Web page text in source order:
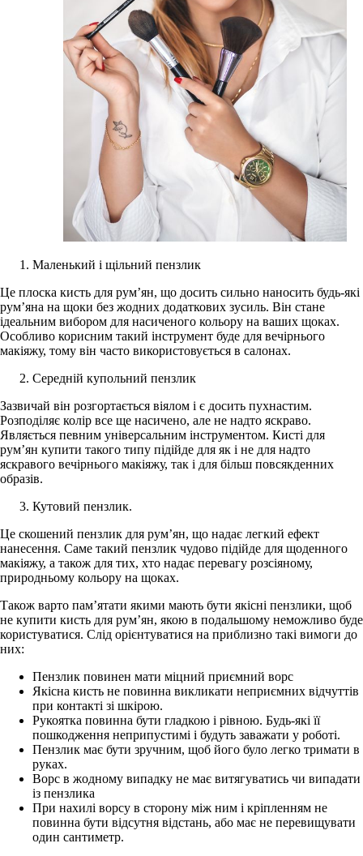
Маленький і щільний пензлик
Це плоска кисть для рум’ян, що досить сильно наносить будь-які
рум’яна на щоки без жодних додаткових зусиль. Він стане
ідеальним вибором для насиченого кольору на ваших щоках.
Особливо корисним такий інструмент буде для вечірнього
макіяжу, тому він часто використовується в салонах.
Середній купольний пензлик
Зазвичай він розгортається віялом і є досить пухнастим.
Розподіляє колір все ще насичено, але не надто яскраво.
Являється певним універсальним інструментом. Кисті для
рум’ян купити такого типу підійде для як і не для надто
яскравого вечірнього макіяжу, так і для більш повсякденних
образів.
Кутовий пензлик.
Це скошений пензлик для рум’ян, що надає легкий ефект
нанесення. Саме такий пензлик чудово підійде для щоденного
макіяжу, а також для тих, хто надає перевагу розсіяному,
природньому кольору на щоках.
Також варто пам’ятати якими мають бути якісні пензлики, щоб
не купити кисть для рум’ян, якою в подальшому неможливо буде
користуватися. Слід орієнтуватися на приблизно такі вимоги до
них:
Пензлик повинен мати міцний приємний ворс
Якісна кисть не повинна викликати неприємних відчуттів
при контакті зі шкірою.
Рукоятка повинна бути гладкою і рівною. Будь-які її
пошкодження неприпустимі і будуть заважати у роботі.
Пензлик має бути зручним, щоб його було легко тримати в
руках.
Ворс в жодному випадку не має витягуватись чи випадати
із пензлика
При нахилі ворсу в сторону між ним і кріпленням не
повинна бути відсутня відстань, або має не перевищувати
один сантиметр.